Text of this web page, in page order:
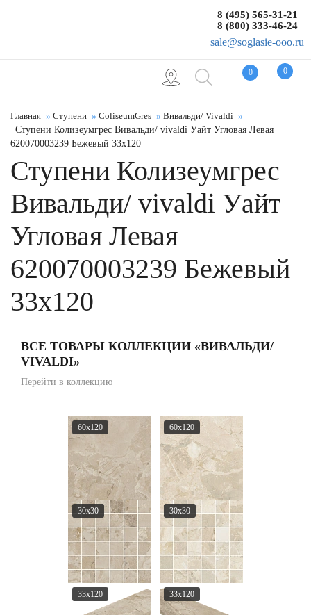
0 0
8 (495) 565-31-21
8 (800) 333-46-24
sale@soglasie-ooo.ru
Главная Ступени ColiseumGres
Вивальди/ Vivaldi
Ступени Колизеумгрес Вивальди/ vivaldi Уайт Угловая Левая
620070003239 Бежевый 33x120
Ступени Колизеумгрес
Вивальди/ vivaldi Уайт
Угловая Левая
620070003239 Бежевый
33x120
ВСЕ ТОВАРЫ КОЛЛЕКЦИИ «ВИВАЛЬДИ/
VIVALDI»
Перейти в коллекцию
60x120 60x120
30x30 30x30
33x120 33x120